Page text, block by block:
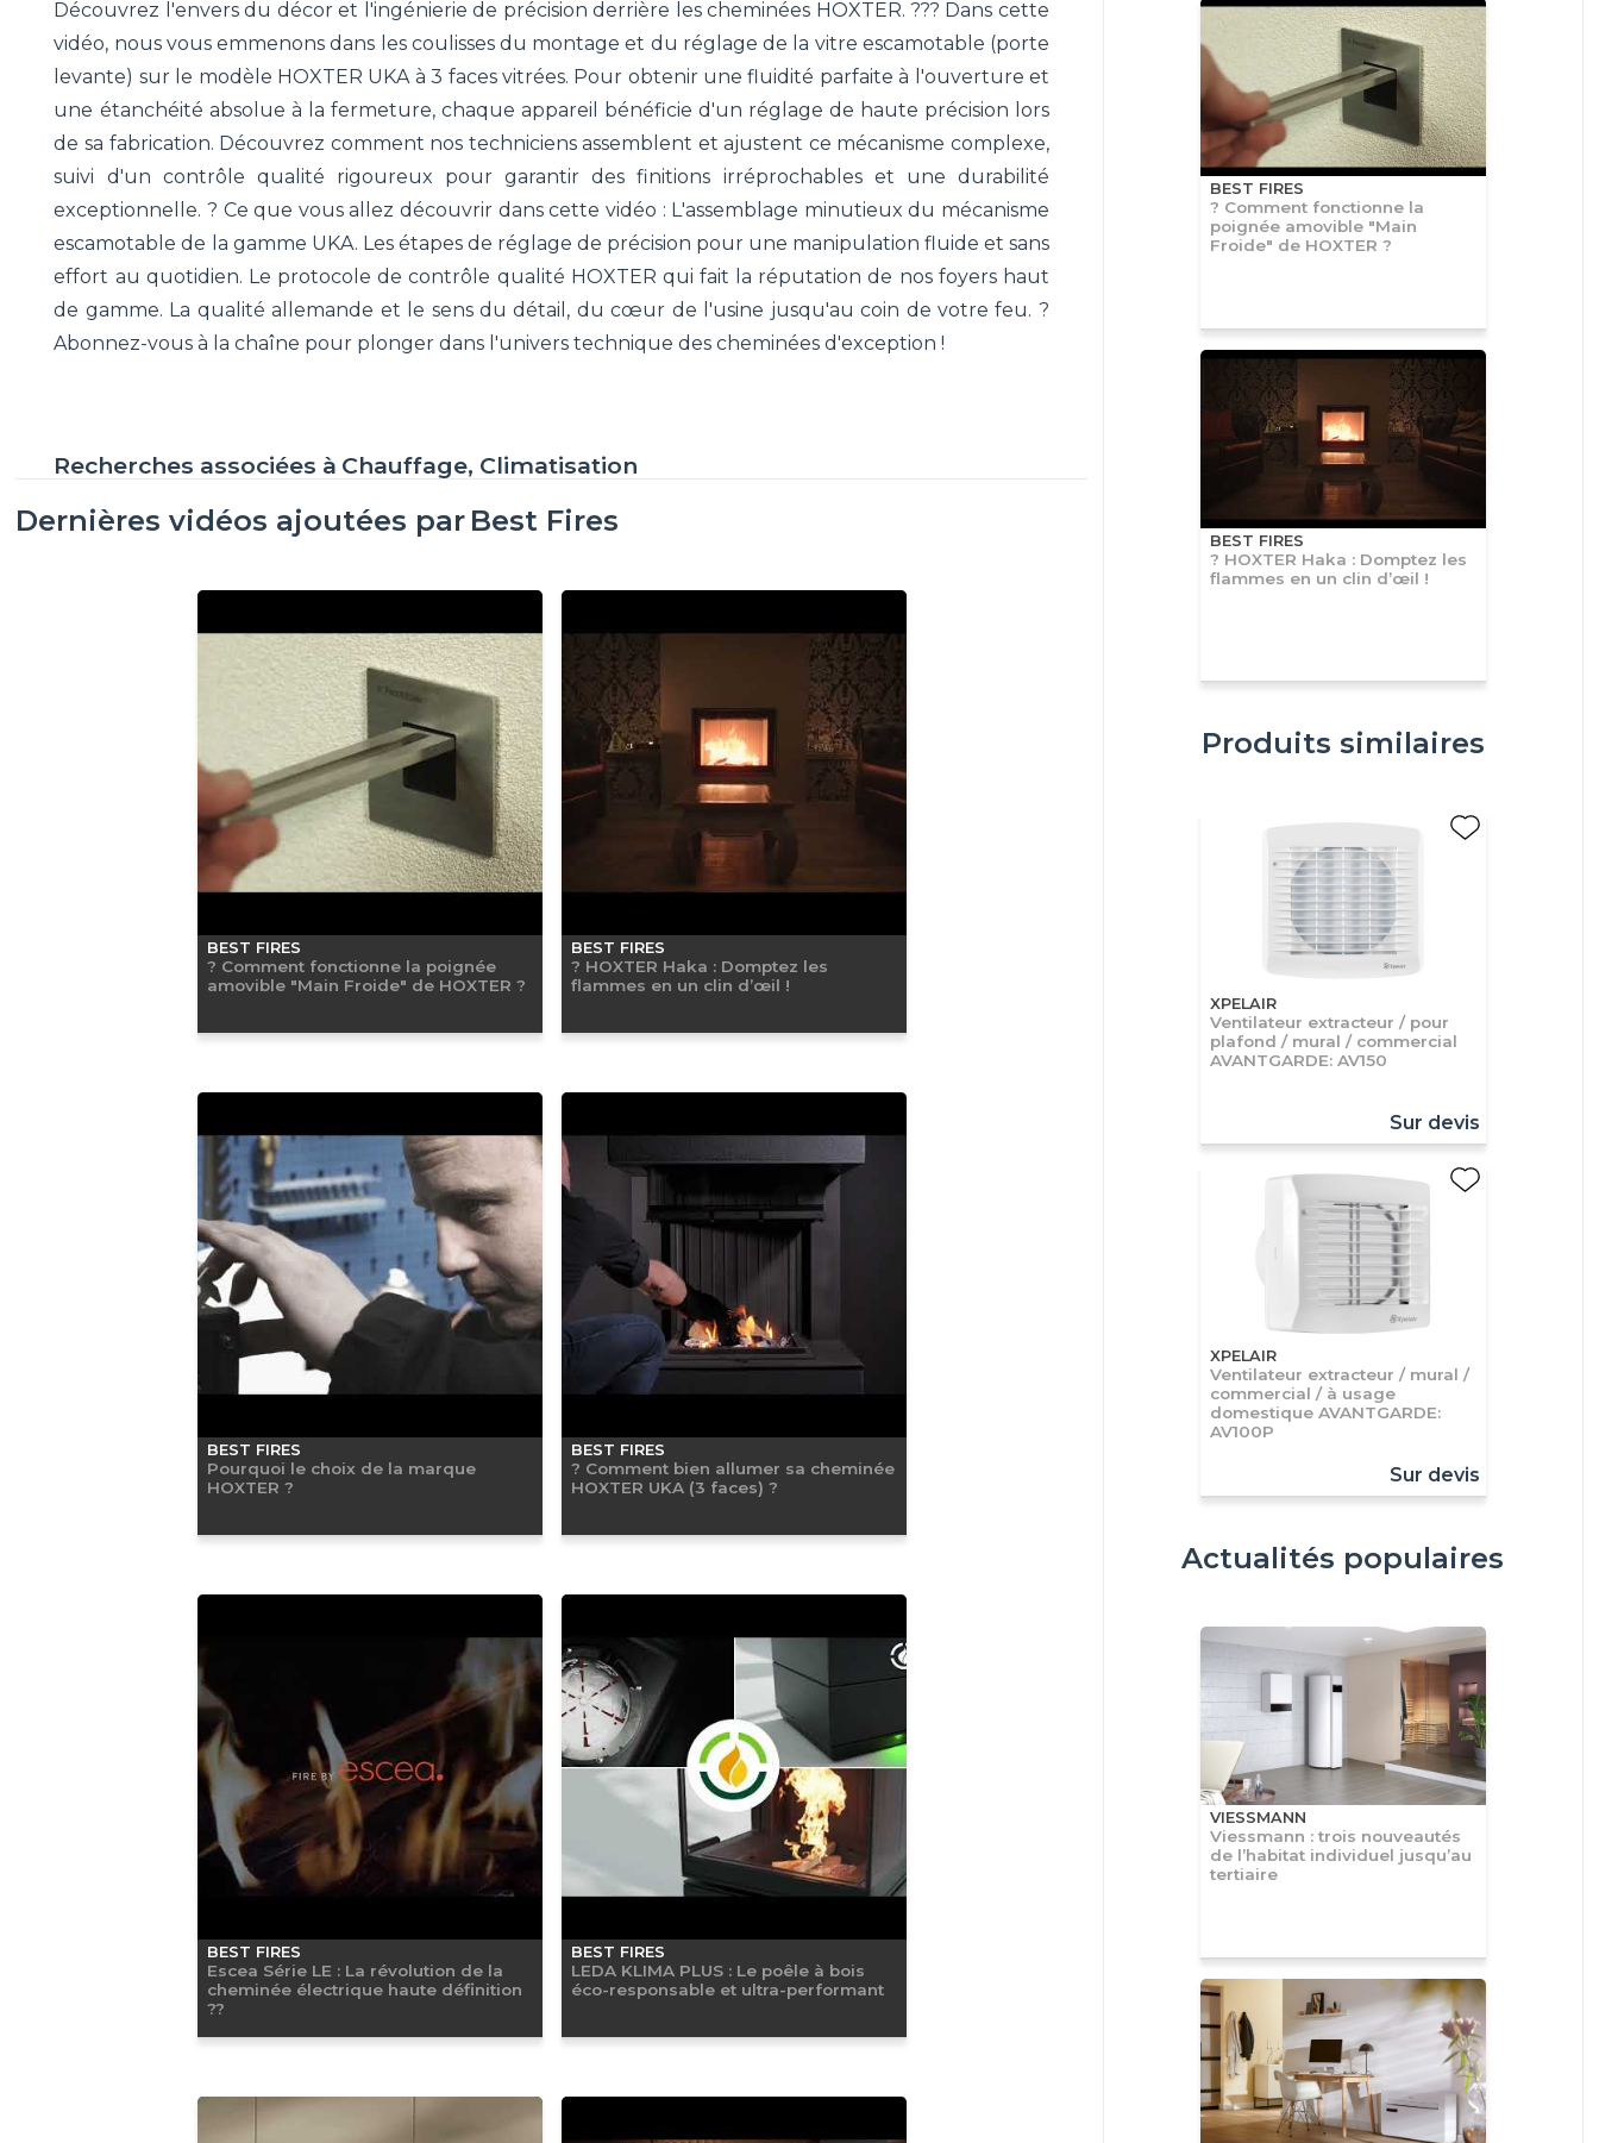
Découvrez l'envers du décor et l'ingénierie de précision derrière les cheminées HOXTER. ??? Dans cette
vidéo, nous vous emmenons dans les coulisses du montage et du réglage de la vitre escamotable (porte
levante) sur le modèle HOXTER UKA à 3 faces vitrées. Pour obtenir une fluidité parfaite à l'ouverture et
une étanchéité absolue à la fermeture, chaque appareil bénéficie d'un réglage de haute précision lors
de sa fabrication. Découvrez comment nos techniciens assemblent et ajustent ce mécanisme complexe,
suivi d'un contrôle qualité rigoureux pour garantir des finitions irréprochables et une durabilité
exceptionnelle. ? Ce que vous allez découvrir dans cette vidéo : L'assemblage minutieux du mécanisme
escamotable de la gamme UKA. Les étapes de réglage de précision pour une manipulation fluide et sans
effort au quotidien. Le protocole de contrôle qualité HOXTER qui fait la réputation de nos foyers haut
de gamme. La qualité allemande et le sens du détail, du cœur de l'usine jusqu'au coin de votre feu. ?
Abonnez-vous à la chaîne pour plonger dans l'univers technique des cheminées d'exception !
Recherches associées à Chauffage, Climatisation
Dernières vidéos ajoutées par Best Fires
BEST FIRES
? Comment fonctionne la poignée
amovible "Main Froide" de HOXTER ?
BEST FIRES
? HOXTER Haka : Domptez les
flammes en un clin d’œil !
BEST FIRES
Pourquoi le choix de la marque
HOXTER ?
BEST FIRES
? Comment bien allumer sa cheminée
HOXTER UKA (3 faces) ?
BEST FIRES
Escea Série LE : La révolution de la
cheminée électrique haute définition
??
BEST FIRES
LEDA KLIMA PLUS : Le poêle à bois
éco-responsable et ultra-performant
BEST FIRES
? Comment fonctionne la
poignée amovible "Main
Froide" de HOXTER ?
BEST FIRES
? HOXTER Haka : Domptez les
flammes en un clin d’œil !
Produits similaires
XPELAIR
Ventilateur extracteur / pour
plafond / mural / commercial
AVANTGARDE: AV150
Sur devis
XPELAIR
Ventilateur extracteur / mural /
commercial / à usage
domestique AVANTGARDE:
AV100P
Sur devis
Actualités populaires
VIESSMANN
Viessmann : trois nouveautés
de l’habitat individuel jusqu’au
tertiaire